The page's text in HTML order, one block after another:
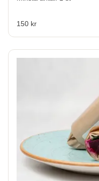
150 kr